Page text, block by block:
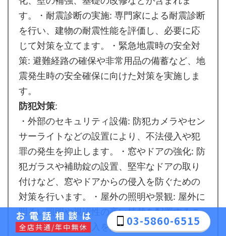
す。・耐震診断の実施: 専門家による耐震診断
を行い、建物の耐震性能を評価し、必要に応
じて対策を立てます。・緊急地震時の安全対
策: 避難経路の確保や非常用品の備蓄など、地
震発生時の安全確保に向けた対策を実施しま
す。
防犯対策:
・外部のセキュリティ設備: 防犯カメラやセン
サーライトなどの設置により、不法侵入や犯
罪の発生を抑止します。・窓やドアの強化: 防
犯ガラスや補助錠の設置、堅牢なドアの取り
付けなど、窓やドアからの侵入を防ぐための
対策を行います。・屋外の照明や景観: 屋外に
明るい照明や視認性の高い植栽を配置するこ
とで、不審者の侵入を防止します。
お電話相談は
全店共通/年中無休 03-5860-6515